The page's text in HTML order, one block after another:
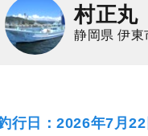
村正丸
静岡県 伊東
行日：2026年7月